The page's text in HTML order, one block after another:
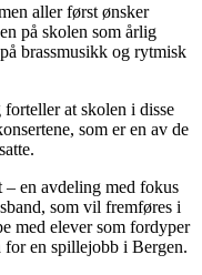
aller først ønsker
på skolen som årlig
brassmusikk og rytmisk
at skolen i disse
som er en av de
– en avdeling med fokus
som vil fremføres i
med elever som fordyper
en spillejobb i Bergen.